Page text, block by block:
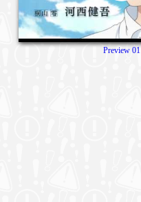
Preview 01